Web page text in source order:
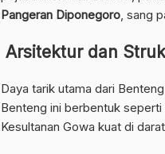
Pangeran Diponegoro , sang
Arsitektur dan
Daya tarik utama dari
Benteng ini berbentuk seperti
Kesultanan Gowa kuat di